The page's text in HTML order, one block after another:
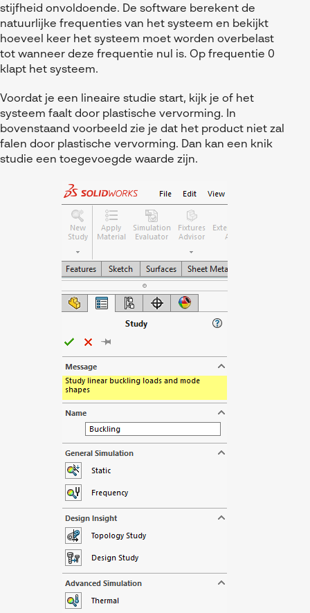
stijfheid onvoldoende. De software berekent de
natuurlijke frequenties van het systeem en bekijkt
hoeveel keer het systeem moet worden overbelast
tot wanneer deze frequentie nul is. Op frequentie 0
klapt het systeem.
Voordat je een lineaire studie start, kijk je of het
systeem faalt door plastische vervorming. In
bovenstaand voorbeeld zie je dat het product niet zal
falen door plastische vervorming. Dan kan een knik
studie een toegevoegde waarde zijn.